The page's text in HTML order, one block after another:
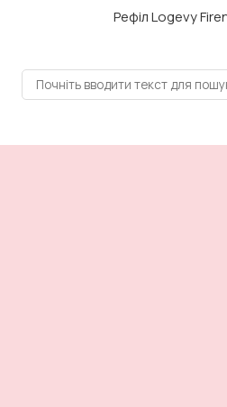
Рефіл Logevy